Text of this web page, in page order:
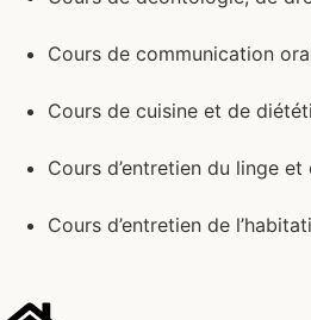
Cours de communication
Cours de cuisine et de
Cours d’entretien du linge
Cours d’entretien de